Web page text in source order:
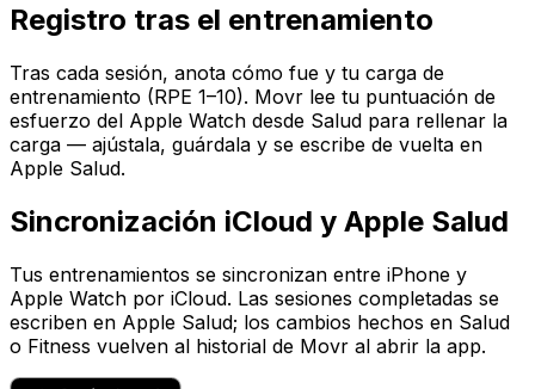
Registro tras el entrenamiento
Tras cada sesión, anota cómo fue y tu carga de
entrenamiento (RPE 1–10). Movr lee tu puntuación de
esfuerzo del Apple Watch desde Salud para rellenar la
carga — ajústala, guárdala y se escribe de vuelta en
Apple Salud.
Sincronización iCloud y Apple Salud
Tus entrenamientos se sincronizan entre iPhone y
Apple Watch por iCloud. Las sesiones completadas se
escriben en Apple Salud; los cambios hechos en Salud
o Fitness vuelven al historial de Movr al abrir la app.